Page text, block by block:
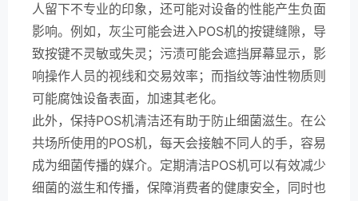
人留下不专业的印象，还可能对设备的性能产生负面
影响。例如，灰尘可能会进入POS机的按键缝隙，导
致按键不灵敏或失灵；污渍可能会遮挡屏幕显示，影
响操作人员的视线和交易效率；而指纹等油性物质则
可能腐蚀设备表面，加速其老化。
此外，保持POS机清洁还有助于防止细菌滋生。在公
共场所使用的POS机，每天会接触不同人的手，容易
成为细菌传播的媒介。定期清洁POS机可以有效减少
细菌的滋生和传播，保障消费者的健康安全，同时也